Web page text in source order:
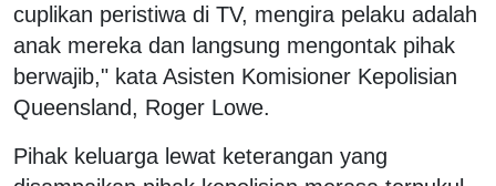
cuplikan peristiwa di TV, mengira pelaku adalah
anak mereka dan langsung mengontak pihak
berwajib," kata Asisten Komisioner Kepolisian
Queensland, Roger Lowe.
Pihak keluarga lewat keterangan yang